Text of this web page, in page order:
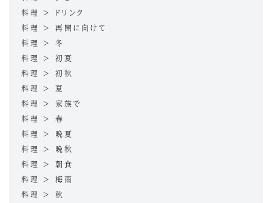
料理 > ドリンク
料理 > 再開に向けて
料理 > 冬
料理 > 初夏
料理 > 初秋
料理 > 夏
料理 > 家族で
料理 > 春
料理 > 晩夏
料理 > 晩秋
料理 > 朝食
料理 > 梅雨
料理 > 秋